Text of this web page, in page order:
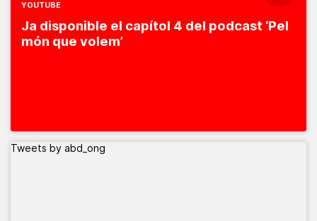
YOUTUBE
Ja disponible el capítol 4 del podcast ‘Pel
món que volem’
Tweets by abd_ong